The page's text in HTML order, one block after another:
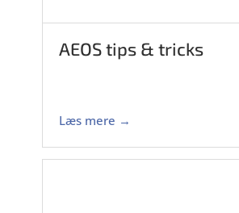
AEOS tips & tricks
Læs mere →